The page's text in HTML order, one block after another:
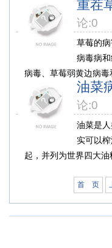
重茬
论:0
草莓的
病毒病
病毒、草莓弱黄边病毒
油菜
论:0
油菜是
实可以
起，并列为世界四大油
首 页